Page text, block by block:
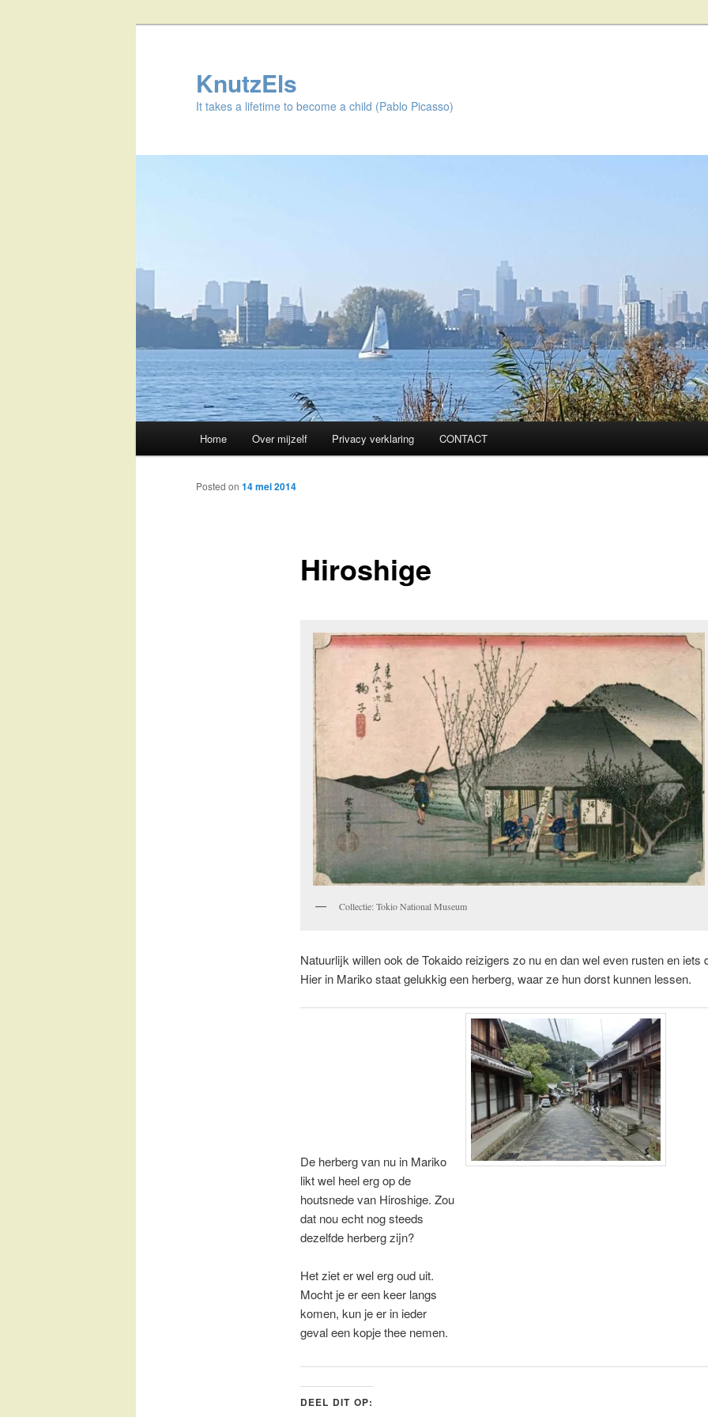
KnutzEls
It takes a lifetime to become a child (Pablo Picasso)
Skip
to
Home Over mijzelf Privacy verklaring CONTACT
Hiroshige
Posted on 14 mei 2014
Collectie: Tokio National Museum
Natuurlijk willen ook de Tokaido reizigers zo nu en dan wel even rusten en iets
Hier in Mariko staat gelukkig een herberg, waar ze hun dorst kunnen lessen.
De herberg van nu in Mariko
likt wel heel erg op de
houtsnede van Hiroshige. Zou
dat nou echt nog steeds
dezelfde herberg zijn?
Het ziet er wel erg oud uit.
Mocht je er een keer langs
komen, kun je er in ieder
geval een kopje thee nemen.
DEEL DIT OP: